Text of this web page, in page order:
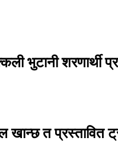
भुटानी शरणार्थी
खान्छ त प्रस्तावित